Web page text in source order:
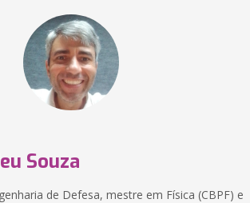
Souza
de Defesa, mestre em Física (CBPF) e